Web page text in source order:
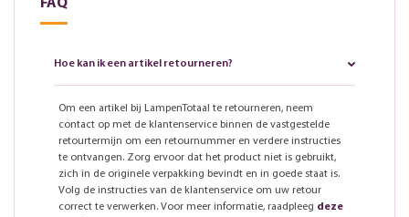
FAQ
Hoe kan ik een artikel retourneren?
Om een artikel bij LampenTotaal te retourneren, neem
contact op met de klantenservice binnen de vastgestelde
retourtermijn om een retournummer en verdere instructies
te ontvangen. Zorg ervoor dat het product niet is gebruikt,
zich in de originele verpakking bevindt en in goede staat is.
Volg de instructies van de klantenservice om uw retour
correct te verwerken. Voor meer informatie, raadpleeg deze